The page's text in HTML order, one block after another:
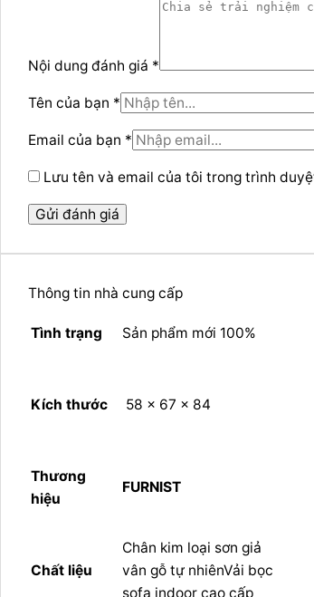
Nội dung đánh giá *
Tên của bạn *
Email của bạn *
Lưu tên và email của tôi trong trình
Thông tin nhà cung cấp
Tình trạng Sản phẩm mới 100%
Kích thước 58 x 67 x 84
Thương
hiệu
FURNIST
Chất liệu
Chân kim loại sơn giả
vân gỗ tự nhiênVải bọc
sofa indoor cao cấp